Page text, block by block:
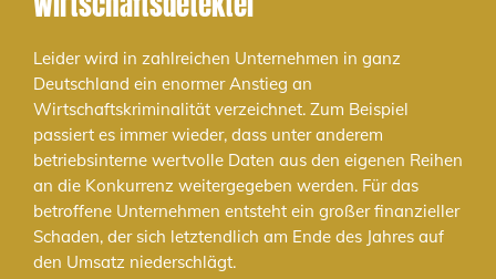
Leider wird in zahlreichen Unternehmen in ganz
Deutschland ein enormer Anstieg an
Wirtschaftskriminalität verzeichnet. Zum Beispiel
passiert es immer wieder, dass unter anderem
betriebsinterne wertvolle Daten aus den eigenen Reihen
an die Konkurrenz weitergegeben werden. Für das
betroffene Unternehmen entsteht ein großer finanzieller
Schaden, der sich letztendlich am Ende des Jahres auf
den Umsatz niederschlägt.